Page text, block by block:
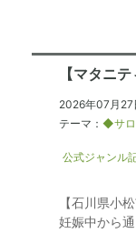
【マタニ
2026年07月27
テーマ： ◆サロ
公式ジャンル
【石川県小松
妊娠中から